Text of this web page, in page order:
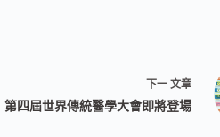
下一 文章
第四屆世界傳統醫學大會即將登場